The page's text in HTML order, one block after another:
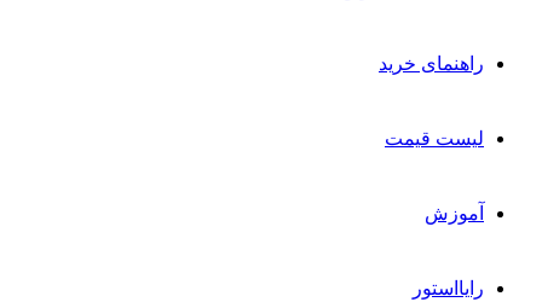
راهنمای خرید
لیست قیمت
آموزش
رایااستور